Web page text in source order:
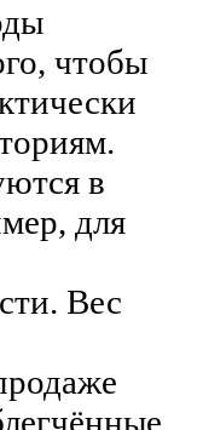
чтобы
в
для
Вес